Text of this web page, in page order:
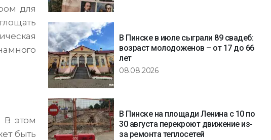
для
В этом
быть
В Пинске в июле сыграли 89 свадеб:
возраст молодоженов – от 17 до 66
лет
08.08.2026
В Пинске на площади Ленина с 10 по
30 августа перекроют движение из-
за ремонта теплосетей